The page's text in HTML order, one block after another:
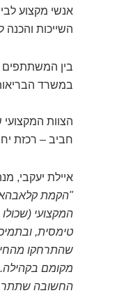
אנשי מקצוע
השייכות
בין המשתתפים
במשרד
הצוות
חביב – רכזת
איילת יעקבי,
"הקמת
המקצועי
טימסית,
שהתרחקו
מקומם
החשובה